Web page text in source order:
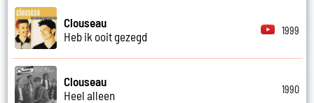
Clouseau
Heb ik ooit gezegd
1999
Clouseau
Heel alleen
1990